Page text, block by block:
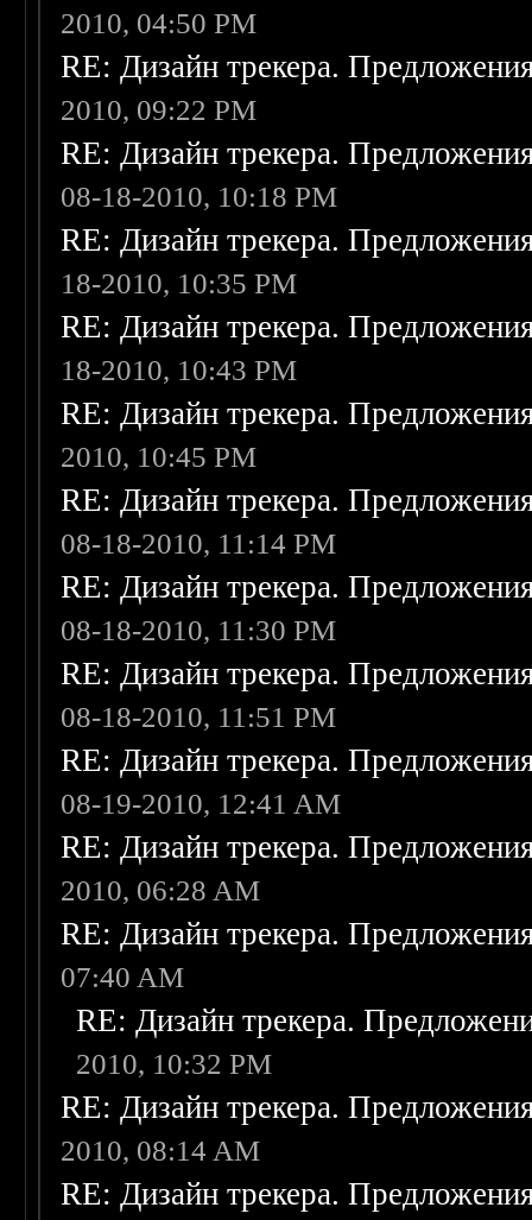
2010, 04:50 PM
RE: Дизайн трекера.
2010, 09:22 PM
RE: Дизайн трекера.
08-18-2010, 10:18 PM
RE: Дизайн трекера.
18-2010, 10:35 PM
RE: Дизайн трекера.
18-2010, 10:43 PM
RE: Дизайн трекера.
2010, 10:45 PM
RE: Дизайн трекера.
08-18-2010, 11:14 PM
RE: Дизайн трекера.
08-18-2010, 11:30 PM
RE: Дизайн трекера.
08-18-2010, 11:51 PM
RE: Дизайн трекера.
08-19-2010, 12:41 AM
RE: Дизайн трекера.
2010, 06:28 AM
RE: Дизайн трекера.
07:40 AM
RE: Дизайн трекера.
2010, 10:32 PM
RE: Дизайн трекера.
2010, 08:14 AM
RE: Дизайн трекера.